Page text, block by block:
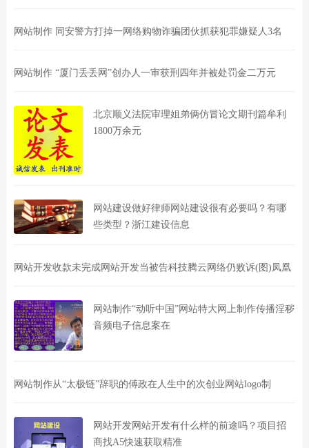
网站制作 同安警方打掉一网络购物诈骗团伙抓获犯罪嫌疑人3名
网站制作 “厦门丢丢网”创办人一审获刑四年并被处罚金二万元
北京顺义法院审理姐弟俩仿冒论文期刊篇牟利
1800万余元
网站建设做好律师网站建设很有必要吗？有哪
些类型？浙江建设信息
网站开发收款未完成网站开发当被告科技腾云网络仍败诉(图)凤凰
网站制作“动听中国”网站特大网上制作传播淫秽
音频电子信息案在
网站制作从“太极链”辞职的傅政在人生中的次创业网站logo制
网站开发网站开发有什么样的前途吗？项目招
商找A5快速获取精准